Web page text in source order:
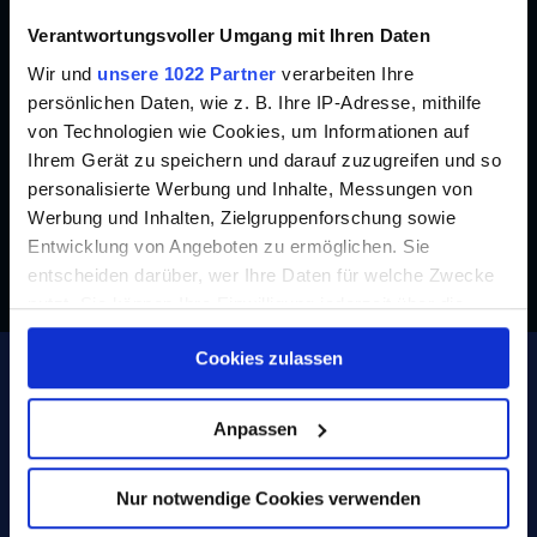
Verantwortungsvoller Umgang mit Ihren Daten
Wir und unsere 1022 Partner verarbeiten Ihre
persönlichen Daten, wie z. B. Ihre IP-Adresse, mithilfe
von Technologien wie Cookies, um Informationen auf
Ihrem Gerät zu speichern und darauf zuzugreifen und so
personalisierte Werbung und Inhalte, Messungen von
Werbung und Inhalten, Zielgruppenforschung sowie
Entwicklung von Angeboten zu ermöglichen. Sie
entscheiden darüber, wer Ihre Daten für welche Zwecke
nutzt. Sie können Ihre Einwilligung jederzeit über die
Cookie-Erklärung oder durch Klicken auf das Privacy
Trigger Symbol ändern oder widerrufen
Wenn Sie es erlauben, würden wir auch gerne:
Informationen über Ihre geografische Lage
können
Cookies zulassen
Anpassen
Nur notwendige Cookies verwenden
diesen Service direkt
Verbraucher finden, die
verschiedene Angebote
vergleichen.
Martin Sjøblom Roppestad
Head of Alliances - Verisure
Gewinnen Sie mehr Kunden
und werden Sie Partner von
Breitband.de